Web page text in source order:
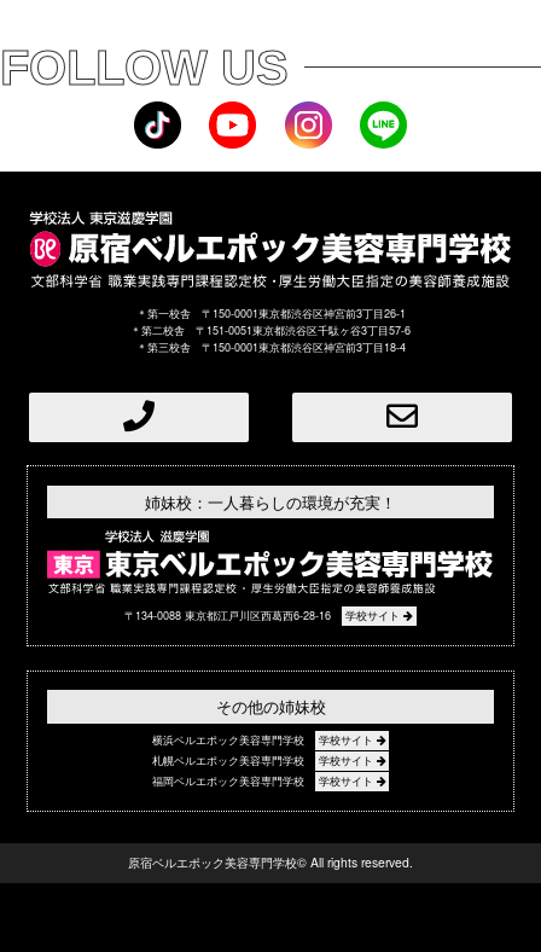
FOLLOW US
＊第一校舎 〒150-0001東京都渋谷区神宮前3丁目26-1
＊第二校舎 〒151-0051東京都渋谷区千駄ヶ谷3丁目57-6
＊第三校舎 〒150-0001東京都渋谷区神宮前3丁目18-4
姉妹校：一人暮らしの環境が充実！
〒134-0088 東京都江戸川区西葛西6-28-16 学校サイト
その他の姉妹校
横浜ベルエポック美容専門学校
学校サイト
札幌ベルエポック美容専門学校
学校サイト
福岡ベルエポック美容専門学校
学校サイト
原宿ベルエポック美容専門学校© All rights reserved.